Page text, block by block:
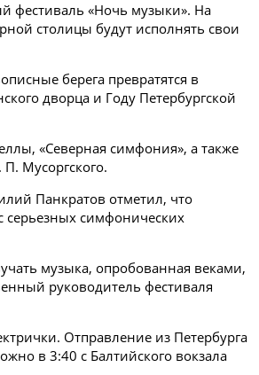
фестиваль «Ночь музыки». На
столицы будут исполнять свои
берега превратятся в
дворца и Году Петербургской
«Северная симфония», а также
Мусоргского.
Панкратов отметил, что
серьезных симфонических
музыка, опробованная веками,
руководитель фестиваля
Отправление из Петербурга
в 3:40 с Балтийского вокзала